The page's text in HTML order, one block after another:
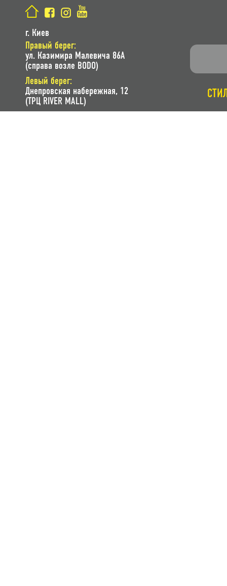
г. Киев
Правый берег:
ул. Казимира Малевича 86A
(справа возле BODO)
Левый берег:
Днепровская набережная, 12
(ТРЦ RIVER MALL)